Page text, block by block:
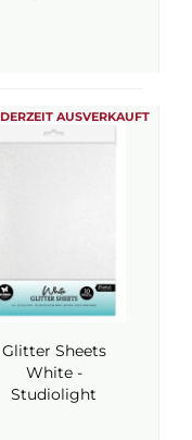
DERZEIT AUSVERKAUFT
Glitter Sheets
White -
Studiolight